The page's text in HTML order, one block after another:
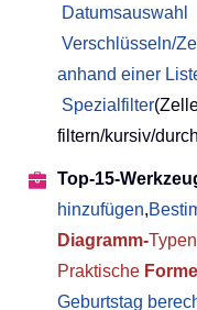
Datumsauswahl
Verschlüsseln/
anhand einer
Spezialfilter
filtern/kursiv/
Top-15-
hinzufügen,
Diagramm-Typen
Praktische
Geburtstag